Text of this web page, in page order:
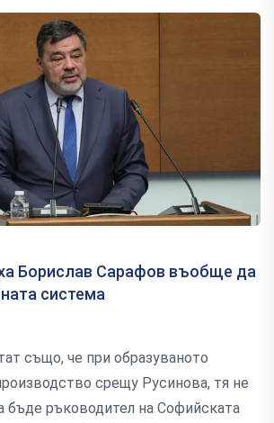
Борислав Сарафов въобще да
система
също, че при образуваното
срещу Русинова, тя не
бъде ръководител на Софийската